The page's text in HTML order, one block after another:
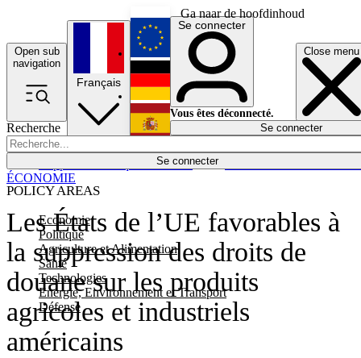
Ga naar de hoofdinhoud
Open sub
navigation
Close menu
Recherche
Se connecter
POLICY AREAS
Economie
Politique
Agriculture et Alimentation
Santé
Technologies
Energie, Environnement et Transport
Défense
Économie
Français
English
Deutsch
Español
Se connecter
Vous êtes déconnecté.
Se connecter
Les États de l’UE favorables à
la suppression des droits de
douane sur les produits
agricoles et industriels
américains
ÉCONOMIE